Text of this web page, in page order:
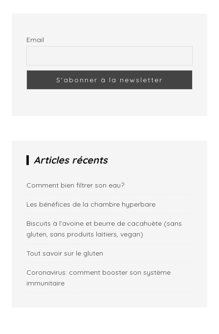
Email
Articles récents
Comment bien filtrer son eau?
Les bénéfices de la chambre hyperbare
Biscuits à l’avoine et beurre de cacahuète (sans
gluten, sans produits laitiers, vegan)
Tout savoir sur le gluten
Coronavirus: comment booster son système
immunitaire